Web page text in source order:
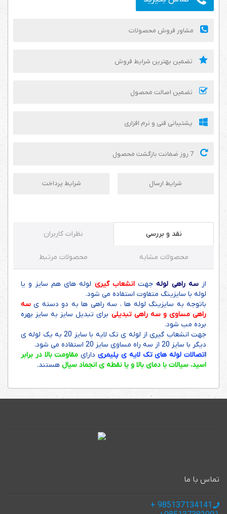
مشاور فروش محصولات
تضمین بهترین شرایط فروش
تضمین اصالت محصول
پشتیبانی فنی و نرم افزاری
شرایط ارسال شرایط پرداخت
نقد و بررسی نظرات کاربران
محصولات مشابه محصولات مرتبط
ازسه راهی لولهجهتانشعاب گیری لوله های هم سایز و یا
لوله با سایزینگ متفاوت استفاده می شود.
باتوجه به سایزینگ لوله ها ، سه راهی ها به دو دسته ی سه
راهی مساوی و سه راهی تبدیلی برای تبدیل سایز به سایز بهره
برده مب شود.
جهت انشعاب گیری از لوله ی تک لایه با سایز 20 به یک لوله ی
دیگر با سایز 20 از سه راه مساوی سایز 20 استفاده می شود.
اتصالات لوله های تک لایه ی پلیمری دارای مقاومت بالا در برابر
اسید، سیالات با دمای بالا و یا نقطه ی انجماد سیال هستند.
تماس با ما